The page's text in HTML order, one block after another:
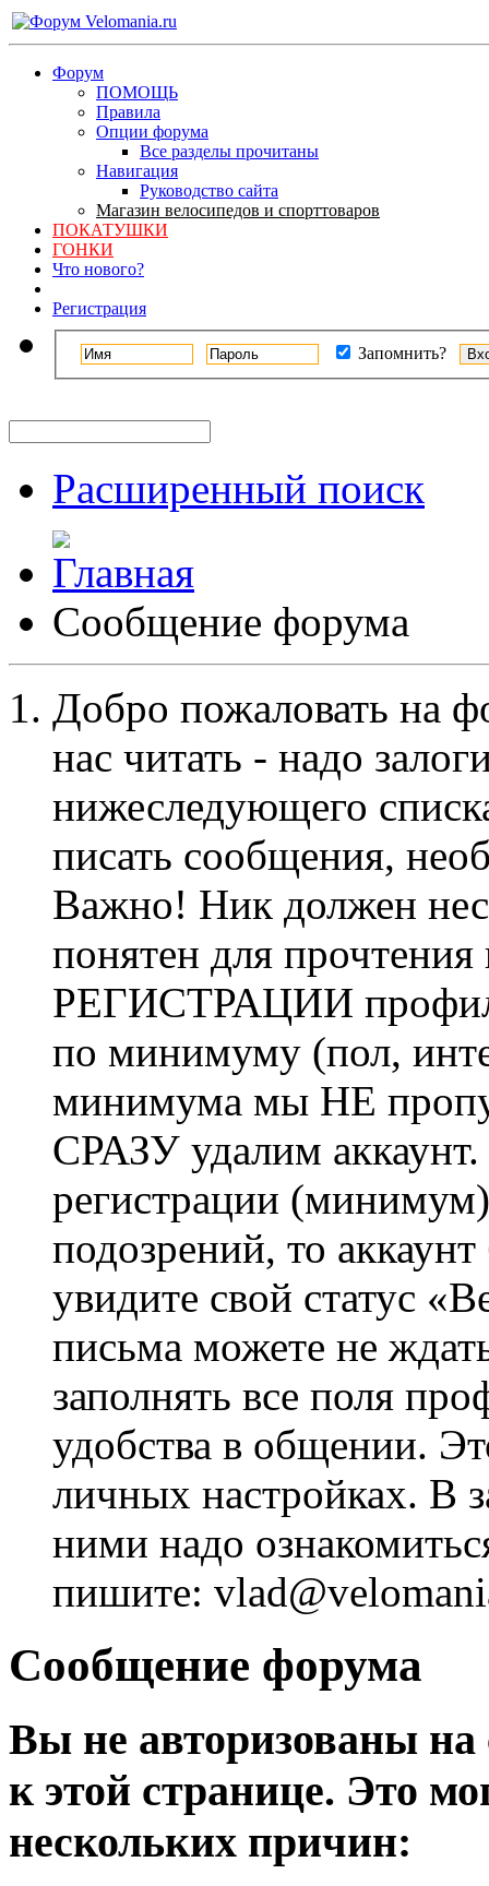
Форум
ПОМОЩЬ
Правила
Опции форума
Все разделы прочитаны
Навигация
Руководство сайта
Магазин велосипедов и спорттоваров
ПОКАТУШКИ
ГОНКИ
Что нового?
Регистрация
Запомнить?
Расширенный поиск
Сообщение форума
Добро пожаловать на
нас читать - надо
нижеследующего
писать сообщения,
Важно! Ник должен
понятен для
РЕГИСТРАЦИИ профиль
по минимуму (пол,
минимума мы НЕ
СРАЗУ удалим
регистрации
подозрений, то
увидите свой статус
письма можете не
заполнять все поля
удобства в общении.
личных настройках. В
ними надо
пишите:
Сообщение форума
Вы не авторизованы на
к этой странице. Это
нескольких причин: